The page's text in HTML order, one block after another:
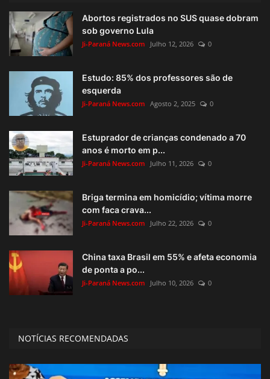
Abortos registrados no SUS quase dobram
sob governo Lula
Ji-Paraná News.com Julho 12, 2026 0
Estudo: 85% dos professores são de
esquerda
Ji-Paraná News.com Agosto 2, 2025 0
Estuprador de crianças condenado a 70
anos é morto em p...
Ji-Paraná News.com Julho 11, 2026 0
Briga termina em homicídio; vítima morre
com faca crava...
Ji-Paraná News.com Julho 22, 2026 0
China taxa Brasil em 55% e afeta economia
de ponta a po...
Ji-Paraná News.com Julho 10, 2026 0
NOTÍCIAS RECOMENDADAS